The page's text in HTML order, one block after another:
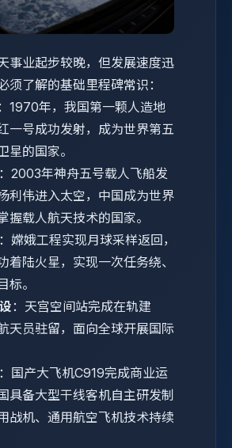
事业起步较晚，但发展速度迅
须了解的基础里程碑常识：
1970年，我国第一颗人造地
一号成功发射，成为世界第五
星的国家。
：2003年神舟五号载人飞船发
利伟进入太空，中国成为世界
握载人航天技术的国家。
：嫦娥工程实现月球采样返回，
着陆火星，实现一次任务绕、
标。
：天宫空间站完成在轨建
天员驻留，面向全球开展国际
：国产大飞机C919完成商业运
具备大型干线客机自主研发制
战机、通用航空飞机技术持续